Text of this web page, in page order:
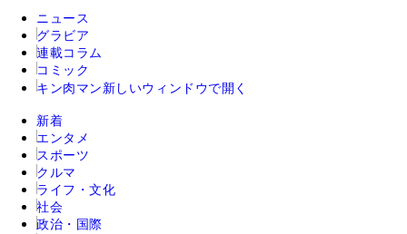
ニュース
グラビア
連載コラム
コミック
キン肉マン 新しいウィンドウで開く
新着
エンタメ
スポーツ
クルマ
ライフ・文化
社会
政治・国際